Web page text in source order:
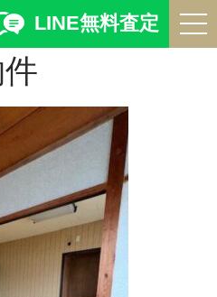
LINE無料査定